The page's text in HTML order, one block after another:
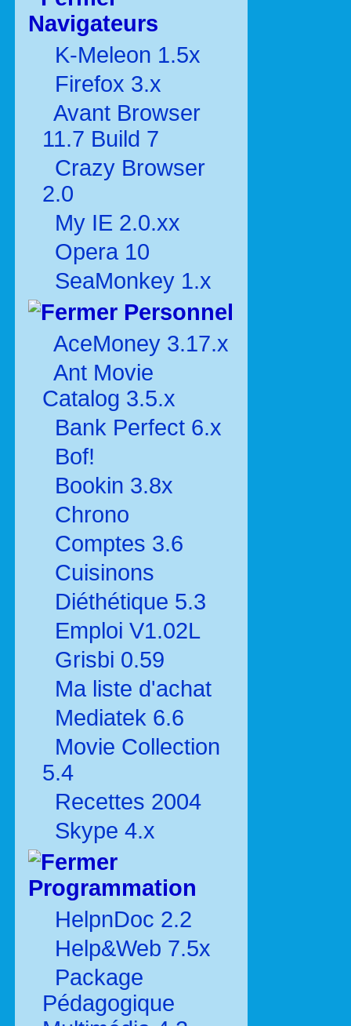
Navigateurs
K-Meleon 1.5x
Firefox 3.x
Avant Browser
11.7 Build 7
Crazy Browser
2.0
My IE 2.0.xx
Opera 10
SeaMonkey 1.x
Personnel
AceMoney 3.17.x
Ant Movie
Catalog 3.5.x
Bank Perfect 6.x
Bof!
Bookin 3.8x
Chrono
Comptes 3.6
Cuisinons
Diéthétique 5.3
Emploi V1.02L
Grisbi 0.59
Ma liste d'achat
Mediatek 6.6
Movie Collection
5.4
Recettes 2004
Skype 4.x
Programmation
HelpnDoc 2.2
Help&Web 7.5x
Package
Pédagogique